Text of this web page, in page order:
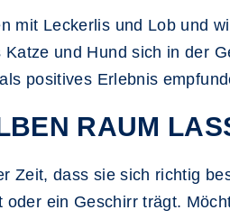
mit Leckerlis und Lob und
und Hund sich in der
positives Erlebnis
RAUM
Zeit, dass sie sich richtig
ein Geschirr trägt.